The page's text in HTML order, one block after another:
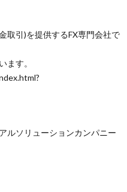
取引)を提供するFX専門会社で
ます。
ルソリューションカンパニー